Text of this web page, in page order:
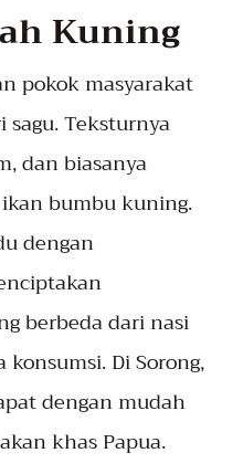
Kuning
pokok masyarakat
sagu. Teksturnya
dan biasanya
bumbu kuning.
dengan
berbeda dari nasi
Di Sorong,
dengan mudah
khas Papua.